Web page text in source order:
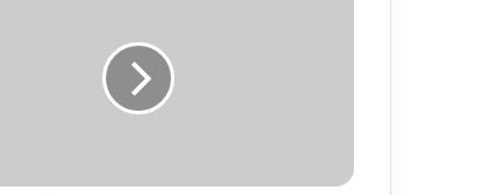
دانش‌آموزان